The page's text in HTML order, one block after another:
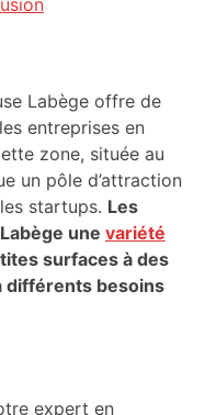
Labège offre de
entreprises en
zone, située au
un pôle d’attraction
startups. Les
une variété
surfaces à des
différents besoins
expert en